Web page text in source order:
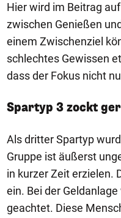
Hier wird im Beitrag
zwischen Genießen
einem Zwischenziel
schlechtes Gewissen
dass der Fokus nicht
Spartyp 3 zockt
Als dritter Spartyp
Gruppe ist äußerst
in kurzer Zeit erzielen.
ein. Bei der
geachtet. Diese